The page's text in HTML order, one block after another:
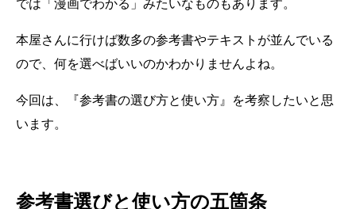
では「漫画でわかる」みたいなものもあります。
本屋さんに行けば数多の参考書やテキストが並んでいる
ので、何を選べばいいのかわかりませんよね。
今回は、『参考書の選び方と使い方』を考察したいと思
います。
参考書選びと使い方の五箇条